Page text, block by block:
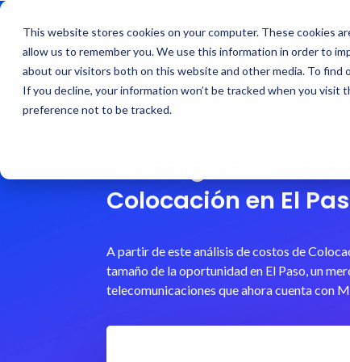
This website stores cookies on your computer. These cookies
allow us to remember you. We use this information in order to
about our visitors both on this website and other media. To find
If you decline, your information won’t be tracked when you
preference not to be tracked.
Colocación en El
A partir de este análisis de costos de
tamaño de la oportunidad en El Paso, un
telecomunicaciones que ahora cuenta con